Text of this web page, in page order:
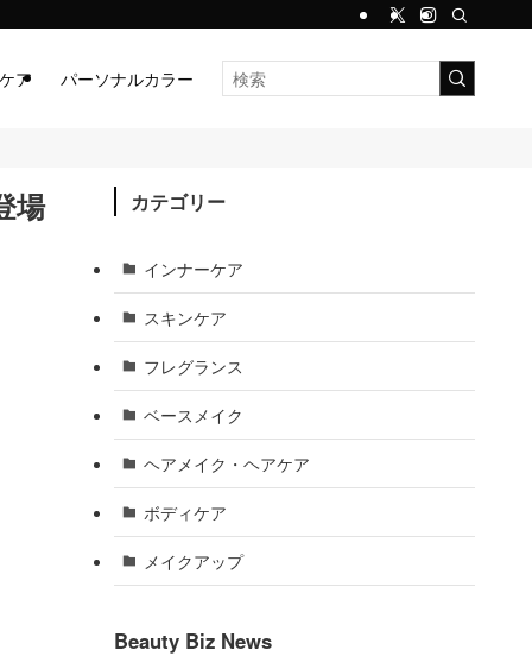
ア パーソナルカラー
場 カテゴリー
インナーケア
スキンケア
フレグランス
ベースメイク
ヘアメイク・ヘアケア
ボディケア
メイクアップ
Beauty Biz News